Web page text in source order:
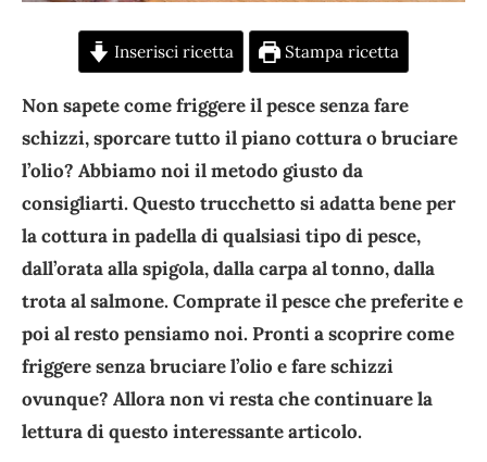
Inserisci ricetta Stampa ricetta
Non sapete come friggere il pesce senza fare
schizzi, sporcare tutto il piano cottura o bruciare
l’olio? Abbiamo noi il metodo giusto da
consigliarti. Questo trucchetto si adatta bene per
la cottura in padella di qualsiasi tipo di pesce,
dall’orata alla spigola, dalla carpa al tonno, dalla
trota al salmone. Comprate il pesce che preferite e
poi al resto pensiamo noi. Pronti a scoprire come
friggere senza bruciare l’olio e fare schizzi
ovunque? Allora non vi resta che continuare la
lettura di questo interessante articolo.